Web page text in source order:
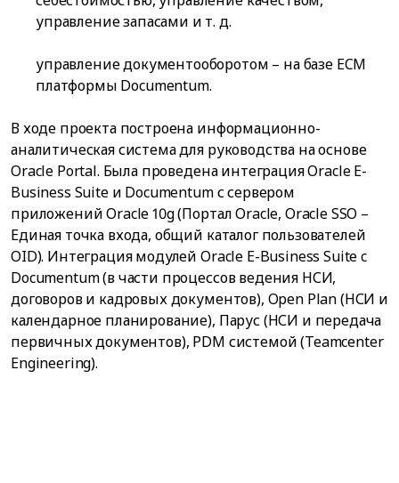
управление запасами и т. д.
управление документооборотом – на базе ECM
платформы Documentum.
В ходе проекта построена информационно-
аналитическая система для руководства на основе
Oracle Portal. Была проведена интеграция Oracle E-
Business Suite и Documentum с сервером
приложений Oracle 10g (Портал Oracle, Oracle SSO –
Единая точка входа, общий каталог пользователей
OID). Интеграция модулей Oracle E-Business Suite c
Documentum (в части процессов ведения НСИ,
договоров и кадровых документов), Open Plan (НСИ и
календарное планирование), Парус (НСИ и передача
первичных документов), PDM системой (Teamcenter
Engineering).